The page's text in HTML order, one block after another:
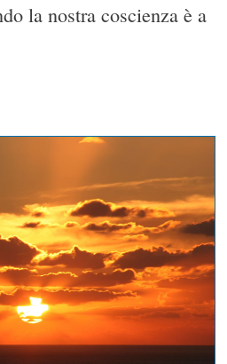
la nostra coscienza è a